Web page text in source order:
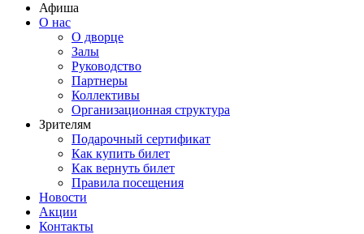
Афиша
О нас
О дворце
Залы
Руководство
Партнеры
Коллективы
Организационная структура
Зрителям
Подарочный сертификат
Как купить билет
Как вернуть билет
Правила посещения
Новости
Акции
Контакты